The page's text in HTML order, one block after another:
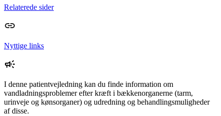
Relaterede sider
Nyttige links
I denne patientvejledning kan du finde information om
vandladningsproblemer efter kræft i bækkenorganerne (tarm,
urinveje og kønsorganer) og udredning og behandlingsmuligheder
af disse.